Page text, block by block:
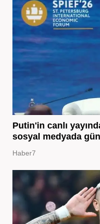
Putin'in canlı
sosyal medyada
Haber7